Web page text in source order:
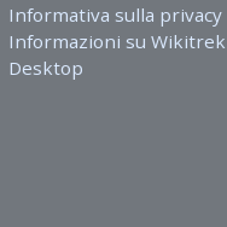
Informativa sulla privacy
Informazioni su Wikitrek
Desktop